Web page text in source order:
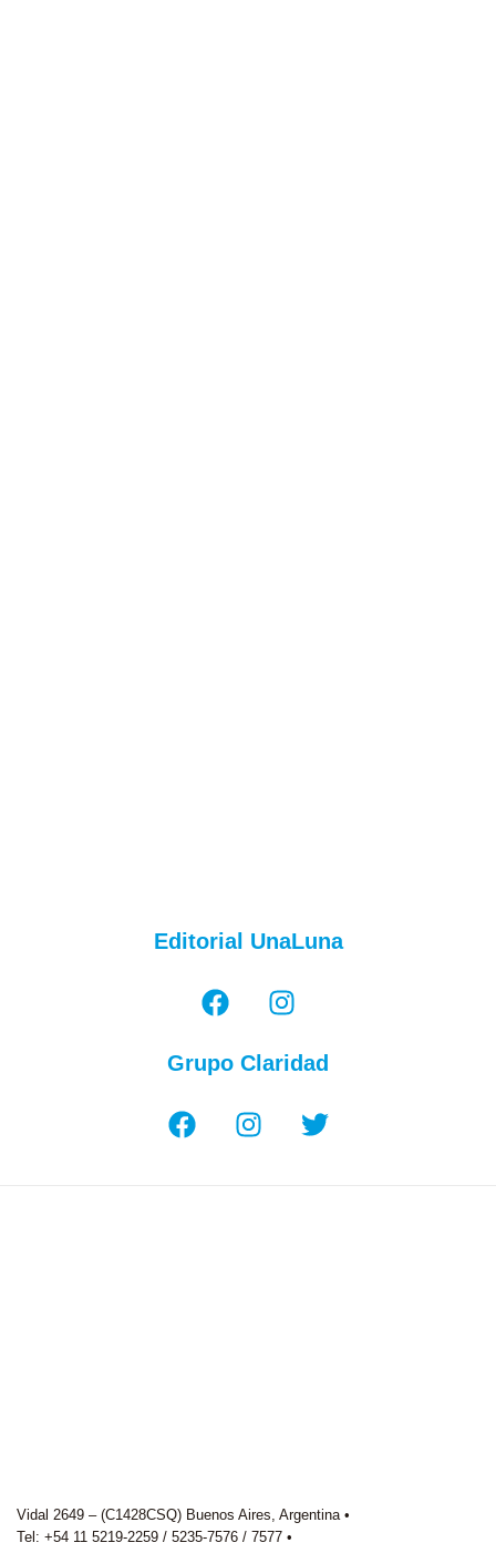
Editorial UnaLuna
Grupo Claridad
Vidal 2649 – (C1428CSQ) Buenos Aires, Argentina •
Tel: +54 11 5219-2259 / 5235-7576 / 7577 •